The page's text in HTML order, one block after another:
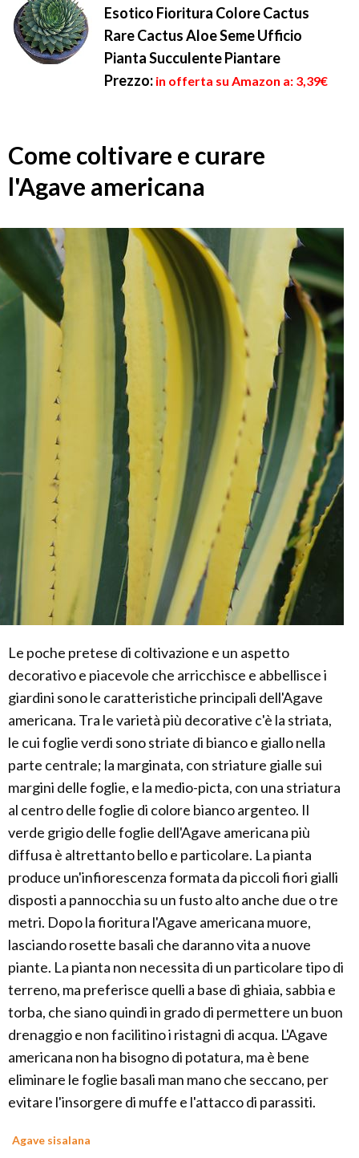
Esotico Fioritura Colore Cactus
Rare Cactus Aloe Seme Ufficio
Pianta Succulente Piantare
Prezzo: in offerta su Amazon a: 3,39€
Come coltivare e curare
l'Agave americana
Le poche pretese di coltivazione e un aspetto
decorativo e piacevole che arricchisce e abbellisce i
giardini sono le caratteristiche principali dell'Agave
americana. Tra le varietà più decorative c'è la striata,
le cui foglie verdi sono striate di bianco e giallo nella
parte centrale; la marginata, con striature gialle sui
margini delle foglie, e la medio-picta, con una striatura
al centro delle foglie di colore bianco argenteo. Il
verde grigio delle foglie dell'Agave americana più
diffusa è altrettanto bello e particolare. La pianta
produce un'infiorescenza formata da piccoli fiori gialli
disposti a pannocchia su un fusto alto anche due o tre
metri. Dopo la fioritura l'Agave americana muore,
lasciando rosette basali che daranno vita a nuove
piante. La pianta non necessita di un particolare tipo di
terreno, ma preferisce quelli a base di ghiaia, sabbia e
torba, che siano quindi in grado di permettere un buon
drenaggio e non facilitino i ristagni di acqua. L'Agave
americana non ha bisogno di potatura, ma è bene
eliminare le foglie basali man mano che seccano, per
evitare l'insorgere di muffe e l'attacco di parassiti.
Agave sisalana